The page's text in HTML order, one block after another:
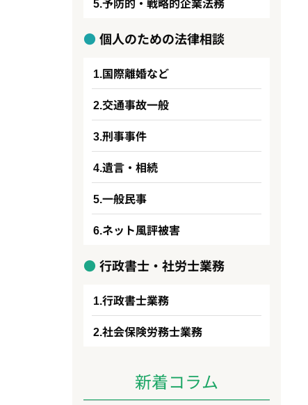
個人のための法律相談
国際離婚など
交通事故一般
刑事事件
遺言・相続
一般民事
ネット風評被害
行政書士・社労士業務
行政書士業務
社会保険労務士業務
新着コラム